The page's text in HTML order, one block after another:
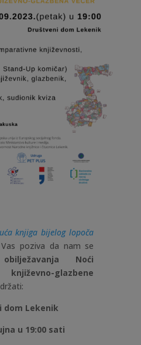
knjiga bijelog lopoča
poziva da nam se
obilježavanja Noći
glazbene
dom Lekenik
u 19:00 sati